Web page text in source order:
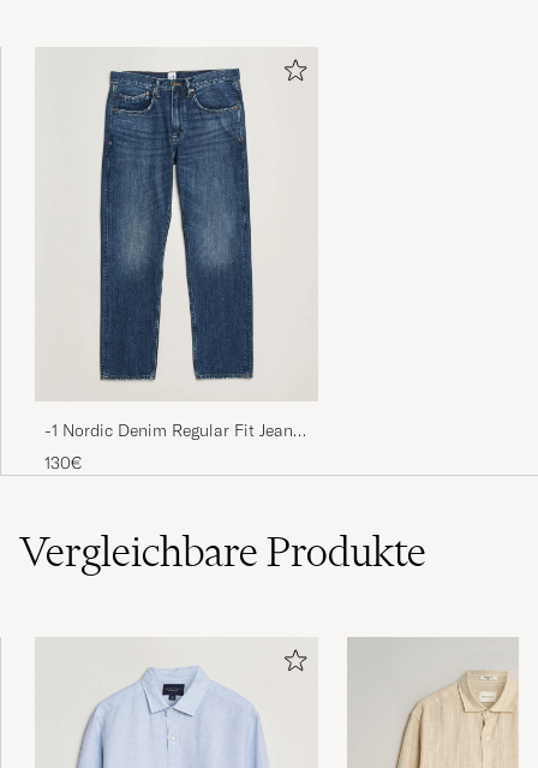
-1 Nordic Denim Regular Fit Jeans
Nordic Worn In
130€
VergleichbareProdukte